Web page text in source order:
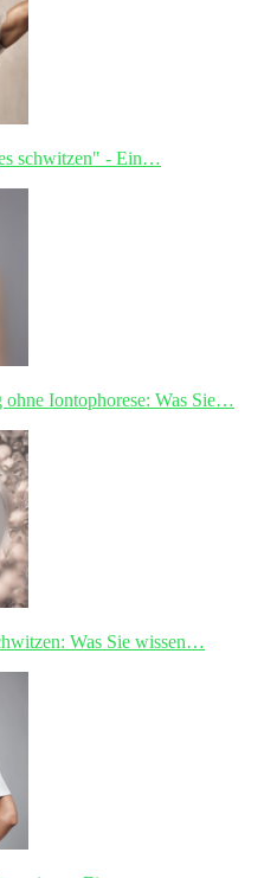
schwitzen" - Ein…
Iontophorese: Was Sie…
Was Sie wissen…